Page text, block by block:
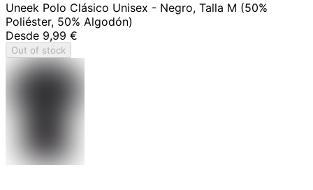
Uneek Polo Clásico Unisex - Negro, Talla M (50%
Poliéster, 50% Algodón)
Desde 9,99 €
Out of stock